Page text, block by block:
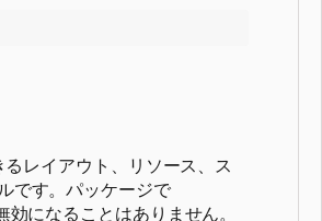
レイアウト、リソース、ス
です。パッケージで
になることはありません。